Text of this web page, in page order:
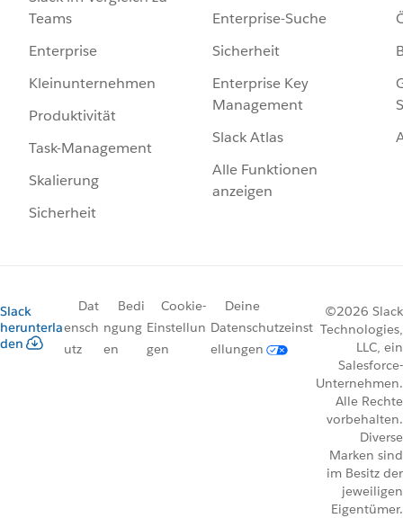
Teams
Enterprise
Kleinunternehmen
Produktivität
Task-Management
Skalierung
Sicherheit
Enterprise-Suche
Sicherheit
Enterprise Key
Management
Slack Atlas
Alle Funktionen
anzeigen
Slack
herunterla
den
Dat
ensch
utz
Bedi
ngung
en
Cookie-
Einstellun
gen
Deine
Datenschutzeinst
ellungen
©2026 Slack
Technologies,
LLC, ein
Salesforce-
Unternehmen.
Alle Rechte
vorbehalten.
Diverse
Marken sind
im Besitz der
jeweiligen
Eigentümer.